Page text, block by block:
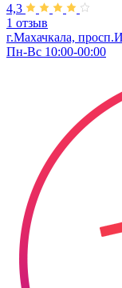
4,3
1 отзыв
г.Махачкала,
Пн-Вс 10:00-00:00